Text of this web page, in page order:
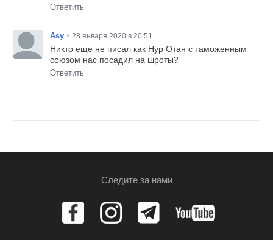
Ответить
Asy • 28 января 2020 в 20:51
Никто еще не писал как Нур Отан с таможенным
союзом нас посадил на шроты?
Ответить
Следите за нами